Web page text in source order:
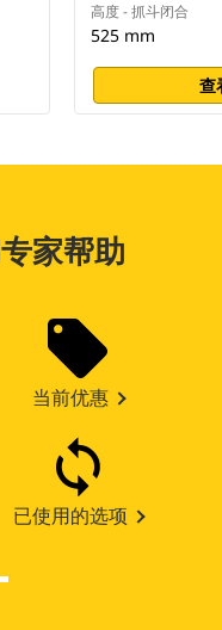
高度 - 抓斗闭合
525 mm
查
家帮助
当前优惠
已使用的选项